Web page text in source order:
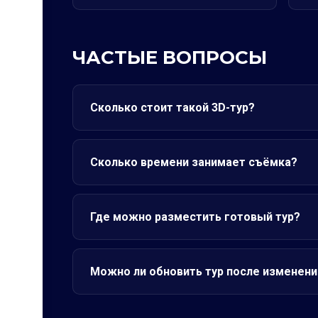
ЧАСТЫЕ ВОПРОСЫ
Сколько стоит такой 3D-тур?
Сколько времени занимает съёмка?
Где можно разместить готовый тур?
Можно ли обновить тур после